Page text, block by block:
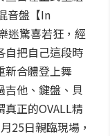
音盤【In
迷驚喜若狂，經
自把自己這段時
新合體登上舞
吉他、鍵盤、貝
正的OVALL精
25日親臨現場，